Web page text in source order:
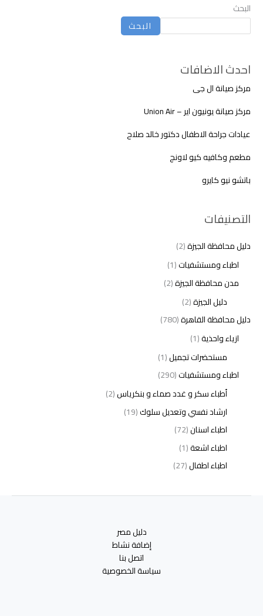
البحث
البحث
احدث الاضافات
مركز صيانة ال جى
مركز صيانة يونيون اير – Union Air
عيادات جراحة الاطفال دكتور خالد صلاح
مطعم وكافيه كيو لاونج
باتشو نيو كايرو
التصنيفات
دليل محافظة الجيزة(2)
اطباء ومستشفيات(1)
مدن محافظة الجيزة(2)
دليل الجيزة(2)
دليل محافظة القاهرة(780)
ازياء واحذية(1)
مستحضرات تجميل(1)
اطباء ومستشفيات(290)
أطباء سكر و غدد صماء و بنكرياس(2)
ارشاد نفسي وتعديل سلوك(19)
اطباء اسنان(72)
اطباء اشعة(1)
اطباء اطفال(27)
اطباء امراض الذكورة(1)
دليل مصر
إضافة نشاط
اتصل بنا
سياسة الخصوصية